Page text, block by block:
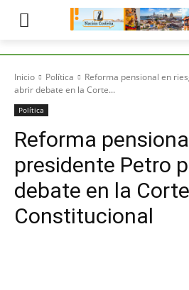
Inicio Política
Reforma pensional en
abrir debate en la Corte...
Política
Reforma
presidente Petro
debate en la Corte
Constitucional